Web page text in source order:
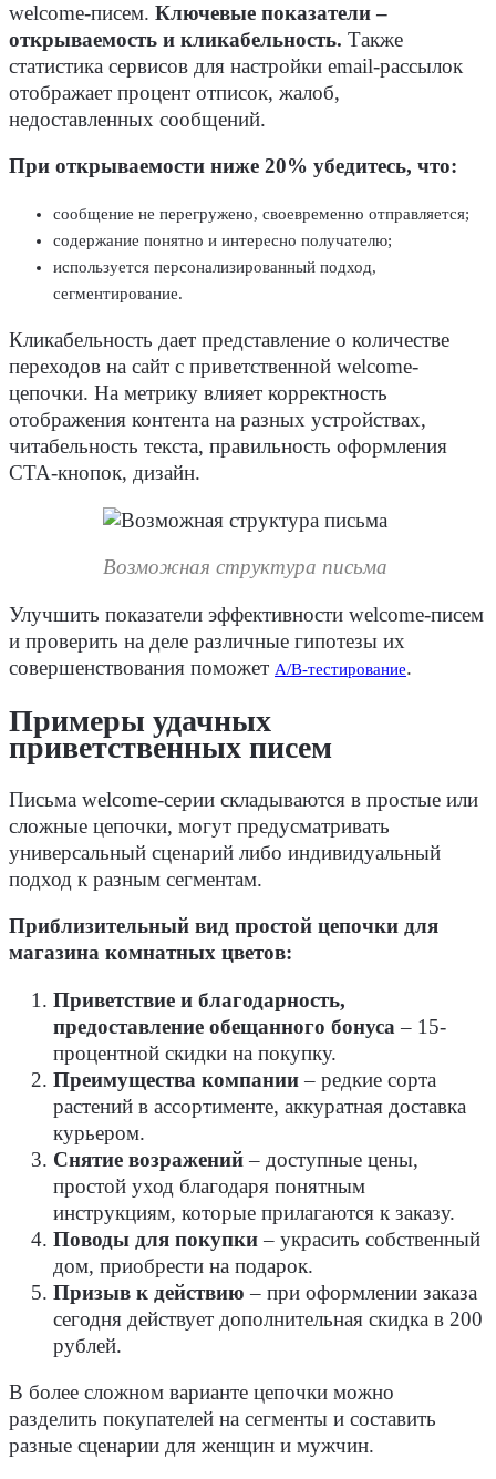
welcome-писем. Ключевые показатели –
открываемость и кликабельность. Также
статистика сервисов для настройки email-рассылок
отображает процент отписок, жалоб,
недоставленных сообщений.
При открываемости ниже 20% убедитесь, что:
сообщение не перегружено, своевременно отправляется;
содержание понятно и интересно получателю;
используется персонализированный подход,
сегментирование.
Кликабельность дает представление о количестве
переходов на сайт с приветственной welcome-
цепочки. На метрику влияет корректность
отображения контента на разных устройствах,
читабельность текста, правильность оформления
СТА-кнопок, дизайн.
Возможная структура письма
Улучшить показатели эффективности welcome-писем
и проверить на деле различные гипотезы их
совершенствования поможет А/В-тестирование.
Примеры удачных
приветственных писем
Письма welcome-серии складываются в простые или
сложные цепочки, могут предусматривать
универсальный сценарий либо индивидуальный
подход к разным сегментам.
Приблизительный вид простой цепочки для
магазина комнатных цветов:
Приветствие и благодарность,
предоставление обещанного бонуса – 15-
процентной скидки на покупку.
Преимущества компании – редкие сорта
растений в ассортименте, аккуратная доставка
курьером.
Снятие возражений – доступные цены,
простой уход благодаря понятным
инструкциям, которые прилагаются к заказу.
Поводы для покупки – украсить собственный
дом, приобрести на подарок.
Призыв к действию – при оформлении заказа
сегодня действует дополнительная скидка в 200
рублей.
В более сложном варианте цепочки можно
разделить покупателей на сегменты и составить
разные сценарии для женщин и мужчин.